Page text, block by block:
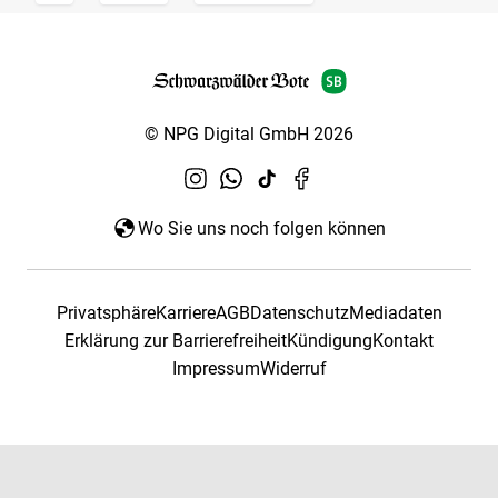
© NPG Digital GmbH 2026
Wo Sie uns noch folgen können
PrivatsphäreKarriereAGBDatenschutzMediadaten
Erklärung zur BarrierefreiheitKündigungKontakt
ImpressumWiderruf